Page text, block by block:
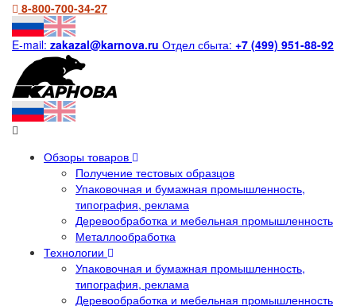
8-800-700-34-27
E-mail: zakazal@karnova.ru Отдел сбыта: +7 (499) 951-88-92
Обзоры товаров
Получение тестовых образцов
Упаковочная и бумажная промышленность,
типография, реклама
Деревообработка и мебельная промышленность
Металлообработка
Технологии
Упаковочная и бумажная промышленность,
типография, реклама
Деревообработка и мебельная промышленность